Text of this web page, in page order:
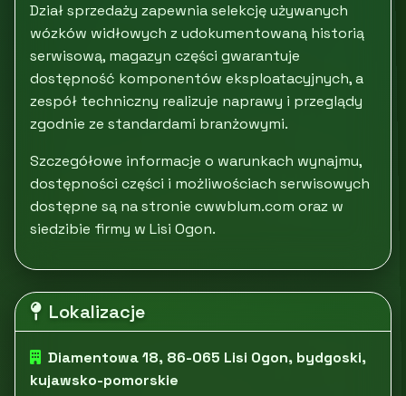
Dział sprzedaży zapewnia selekcję używanych
wózków widłowych z udokumentowaną historią
serwisową, magazyn części gwarantuje
dostępność komponentów eksploatacyjnych, a
zespół techniczny realizuje naprawy i przeglądy
zgodnie ze standardami branżowymi.
Szczegółowe informacje o warunkach wynajmu,
dostępności części i możliwościach serwisowych
dostępne są na stronie cwwblum.com oraz w
siedzibie firmy w Lisi Ogon.
Lokalizacje
Diamentowa 18, 86-065 Lisi Ogon, bydgoski,
kujawsko-pomorskie